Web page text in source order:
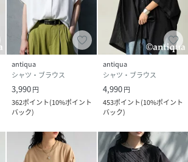
antiqua
シャツ・ブラウス
3,990円
362ポイント(10%ポイント
バック)
antiqua
シャツ・ブラウス
4,990円
453ポイント(10%ポイント
バック)